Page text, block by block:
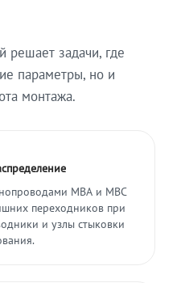
решает задачи, где
параметры, но и
монтажа.
МВА и МВС
переходников при
и узлы стыковки